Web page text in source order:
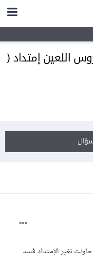
اللعين إمتداد (
تغير الإمتداد فسد